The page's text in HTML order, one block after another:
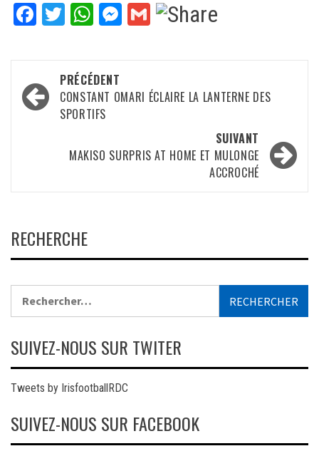
Facebook
TwitterWhatsApp
Messenger
Gmail
Navigation
d’article
PRÉCÉDENT
CONSTANT OMARI ÉCLAIRE LA LANTERNE DES
SPORTIFS
SUIVANT
MAKISO SURPRIS AT HOME ET MULONGE
ACCROCHÉ
RECHERCHE
SUIVEZ-NOUS SUR TWITER
Tweets by IrisfootballRDC
SUIVEZ-NOUS SUR FACEBOOK